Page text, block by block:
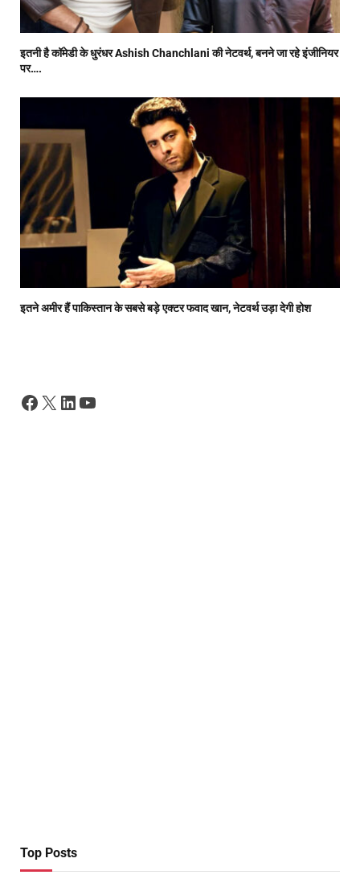
इतनी है कॉमेडी के धुरंधर Ashish Chanchlani की नेटवर्थ, बनने जा रहे इंजीनियर
पर….
इतने अमीर हैं पाकिस्तान के सबसे बड़े एक्टर फवाद खान, नेटवर्थ उड़ा देगी होश
Facebook
X LinkedIn
YouTube
Top Posts